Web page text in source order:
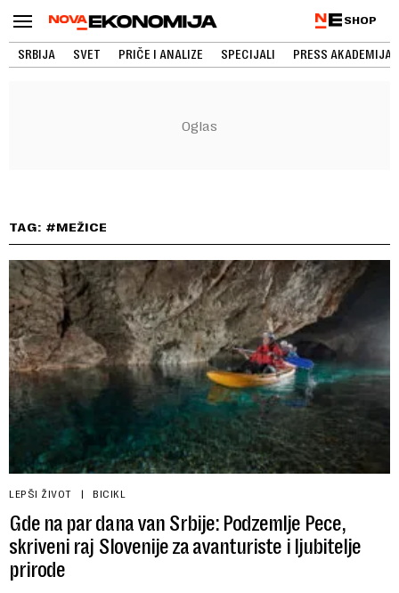
SHOP
SRBIJA SVET PRIČE I ANALIZE SPECIJALI PRESS AKADEMIJA
TAG: #MEŽICE
LEPŠI ŽIVOT BICIKL
Gde na par dana van Srbije: Podzemlje Pece,
skriveni raj Slovenije za avanturiste i ljubitelje
prirode